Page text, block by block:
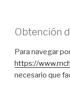
Obtención
Para navegar
https://
necesario que